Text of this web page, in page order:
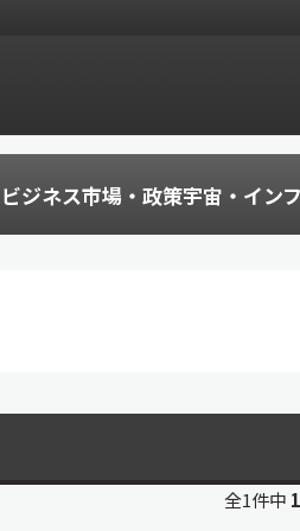
ビジネス市場・政策宇宙・イン
全1件中